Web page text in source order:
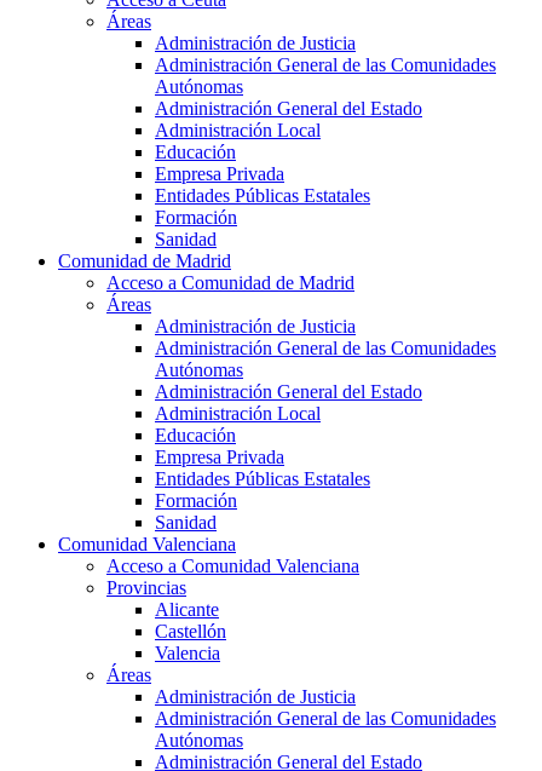
Áreas
Administración de Justicia
Administración General de las Comunidades
Autónomas
Administración General del Estado
Administración Local
Educación
Empresa Privada
Entidades Públicas Estatales
Formación
Sanidad
Comunidad de Madrid
Acceso a Comunidad de Madrid
Áreas
Administración de Justicia
Administración General de las Comunidades
Autónomas
Administración General del Estado
Administración Local
Educación
Empresa Privada
Entidades Públicas Estatales
Formación
Sanidad
Comunidad Valenciana
Acceso a Comunidad Valenciana
Provincias
Alicante
Castellón
Valencia
Áreas
Administración de Justicia
Administración General de las Comunidades
Autónomas
Administración General del Estado